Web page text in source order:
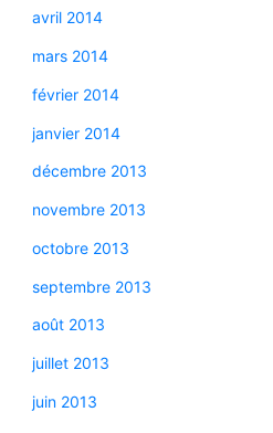
avril 2014
mars 2014
février 2014
janvier 2014
décembre 2013
novembre 2013
octobre 2013
septembre 2013
août 2013
juillet 2013
juin 2013